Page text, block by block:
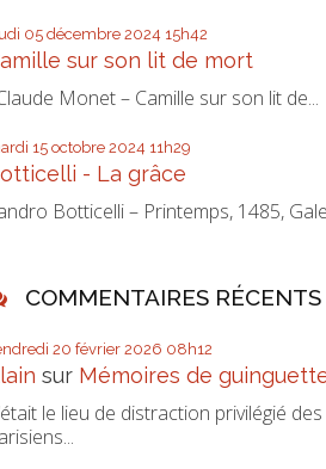
05 décembre 2024 15h42
sur son lit de mort
Monet – Camille sur son lit de...
15 octobre 2024 11h29
- La grâce
Botticelli – Printemps, 1485,
COMMENTAIRES RÉCENTS
20 février 2026 08h12
sur Mémoires de
le lieu de distraction privilégié des